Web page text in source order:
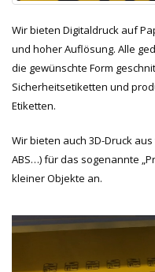
Wir bieten Digitaldruck auf
und hoher Auflösung. Alle
die gewünschte Form
Sicherheitsetiketten und
Etiketten.
Wir bieten auch 3D-Druck
ABS…) für das sogenannte
kleiner Objekte an.